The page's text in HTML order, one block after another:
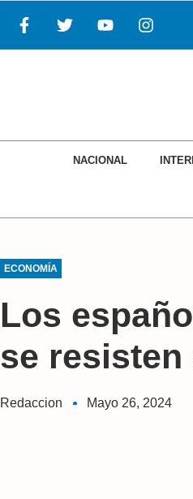
NACIONAL
ECONOMÍA
Los
se
Redaccion Mayo 26, 2024